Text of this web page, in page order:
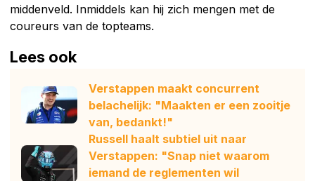
middenveld. Inmiddels kan hij zich mengen met de
coureurs van de topteams.
Lees ook
Verstappen maakt concurrent
belachelijk: "Maakten er een zooitje
van, bedankt!"
Russell haalt subtiel uit naar
Verstappen: "Snap niet waarom
iemand de reglementen wil